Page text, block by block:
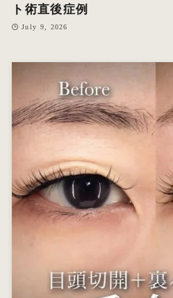
ト術直後症例
July 9, 2026